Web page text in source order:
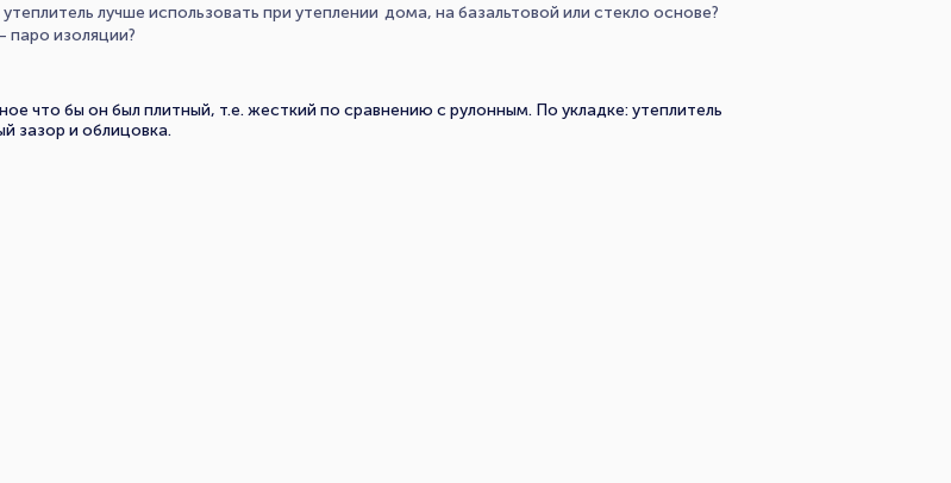
лучше использовать при утеплении дома, на базальтовой или стекло основе?
паро изоляции?
что бы он был плитный, т.е. жесткий по сравнению с рулонным. По укладке: утеплитель
зазор и облицовка.